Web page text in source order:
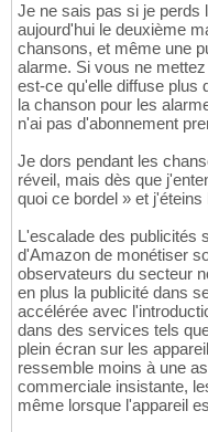
Je ne sais pas si je perds
aujourd'hui le deuxième
chansons, et même une
alarme. Si vous ne
est-ce qu'elle diffuse plus
la chanson pour les
n'ai pas d'abonnement
Je dors pendant les
réveil, mais dès que
quoi ce bordel » et j'éteins
L'escalade des publicités
d'Amazon de monétiser
observateurs du secteur
en plus la publicité dans
accélérée avec
dans des services tels
plein écran sur les
ressemble moins à une
commerciale insistante,
même lorsque l'appareil